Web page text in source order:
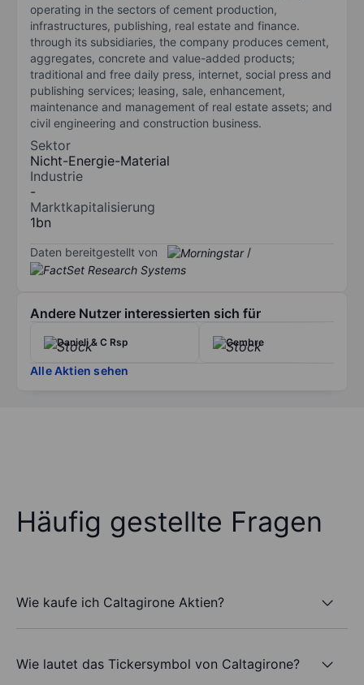
operating in the sectors of cement production,
infrastructures, publishing, real estate and finance.
through its subsidiaries, the company produces cement,
aggregates, concrete and value-added products;
traditional and free daily press, internet, social press and
publishing services; leasing, sale, enhancement,
maintenance and management of real estate assets; and
civil engineering and construction business.
Sektor
Nicht-Energie-Material
Industrie
-
Marktkapitalisierung
1bn
Daten bereitgestellt von /
Andere Nutzer interessierten sich für
Danieli & C Rsp Cembre
Alle Aktien sehen
Häufig gestellte Fragen
Wie kaufe ich Caltagirone Aktien?
Wie lautet das Tickersymbol von Caltagirone?